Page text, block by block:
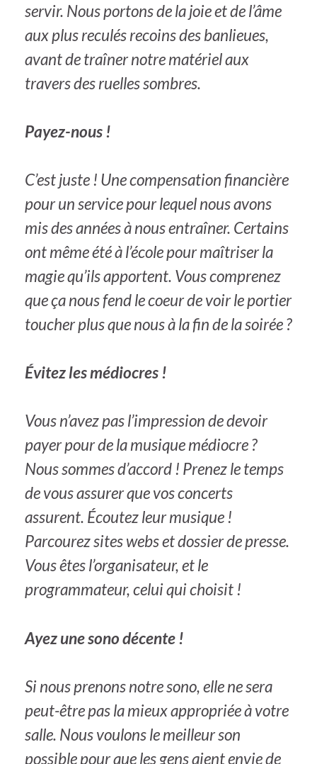
servir. Nous portons de la joie et de l’âme
aux plus reculés recoins des banlieues,
avant de traîner notre matériel aux
travers des ruelles sombres.
Payez-nous !
C’est juste ! Une compensation financière
pour un service pour lequel nous avons
mis des années à nous entraîner. Certains
ont même été à l’école pour maîtriser la
magie qu’ils apportent. Vous comprenez
que ça nous fend le coeur de voir le portier
toucher plus que nous à la fin de la soirée ?
Évitez les médiocres !
Vous n’avez pas l’impression de devoir
payer pour de la musique médiocre ?
Nous sommes d’accord ! Prenez le temps
de vous assurer que vos concerts
assurent. Écoutez leur musique !
Parcourez sites webs et dossier de presse.
Vous êtes l’organisateur, et le
programmateur, celui qui choisit !
Ayez une sono décente !
Si nous prenons notre sono, elle ne sera
peut-être pas la mieux appropriée à votre
salle. Nous voulons le meilleur son
possible pour que les gens aient envie de